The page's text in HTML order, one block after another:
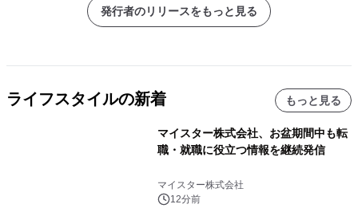
発行者のリリースをもっと見る
ライフスタイルの新着 もっと見る
マイスター株式会社、お盆期間中も転
職・就職に役立つ情報を継続発信
マイスター株式会社
12分前